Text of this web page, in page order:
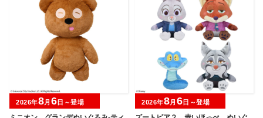
2026年8月 6日～登場 2026年8月 6日～登場